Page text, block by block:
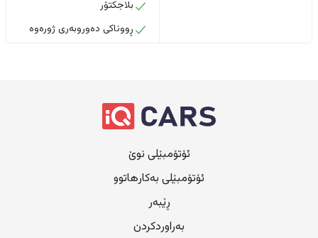
بلاجکتۆر
ڕووناکی دەوروبەری ژورەوە
ئۆتۆمبێلی نوێ
ئۆتۆمبێلی بەکارهاتوو
ڕێبەر
بەراوردکردن